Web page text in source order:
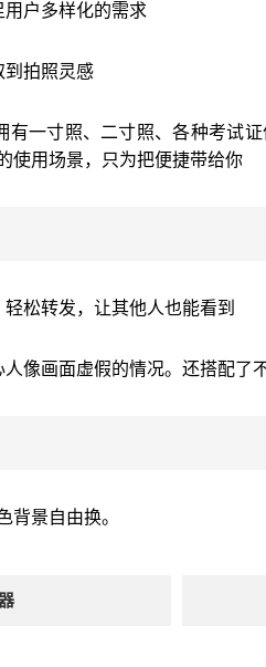
户多样化的需求
到拍照灵感
有一寸照、二寸照、各种考试
用场景，只为把便捷带给你
松转发，让其他人也能看到
像画面虚假的情况。还搭配了
背景自由换。